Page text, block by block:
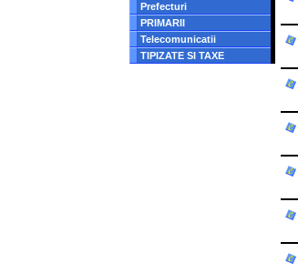
Prefecturi
PRIMARII
Telecomunicatii
TIPIZATE SI TAXE